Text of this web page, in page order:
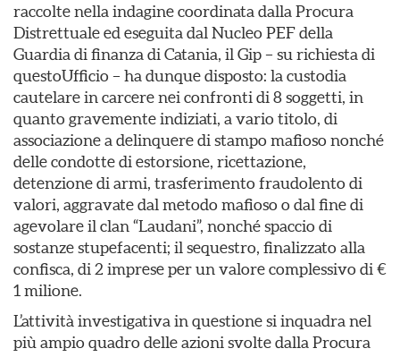
raccolte nella indagine coordinata dalla Procura
Distrettuale ed eseguita dal Nucleo PEF della
Guardia di finanza di Catania, il Gip – su richiesta di
questoUfficio – ha dunque disposto: la custodia
cautelare in carcere nei confronti di 8 soggetti, in
quanto gravemente indiziati, a vario titolo, di
associazione a delinquere di stampo mafioso nonché
delle condotte di estorsione, ricettazione,
detenzione di armi, trasferimento fraudolento di
valori, aggravate dal metodo mafioso o dal fine di
agevolare il clan “Laudani”, nonché spaccio di
sostanze stupefacenti; il sequestro, finalizzato alla
confisca, di 2 imprese per un valore complessivo di €
1 milione.
L’attività investigativa in questione si inquadra nel
più ampio quadro delle azioni svolte dalla Procura